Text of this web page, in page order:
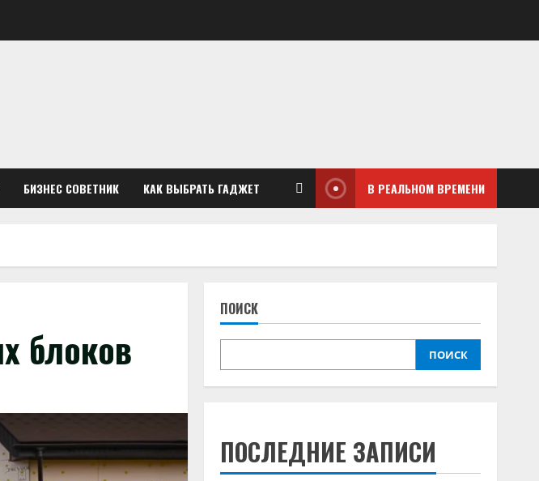
БИЗНЕС СОВЕТНИК КАК ВЫБРАТЬ ГАДЖЕТ В РЕАЛЬНОМ ВРЕМЕНИ
блоков
ПОИСК
ПОИСК
ПОСЛЕДНИЕ ЗАПИСИ